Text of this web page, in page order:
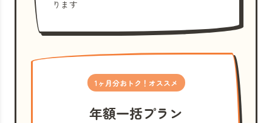
ります
1ヶ月分おトク！オススメ
年額一括プラン